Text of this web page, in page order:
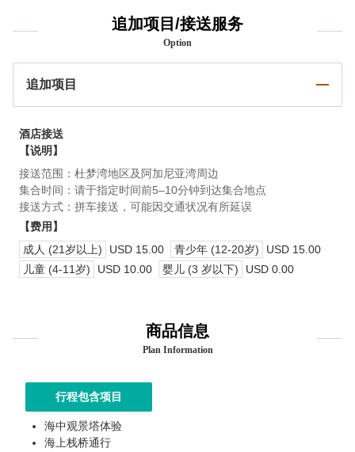
追加项目/接送服务
Option
追加项目
酒店接送
【说明】
接送范围：杜梦湾地区及阿加尼亚湾周边
集合时间：请于指定时间前5–10分钟到达集合地点
接送方式：拼车接送，可能因交通状况有所延误
【费用】
成人 (21岁以上)
USD 15.00 青少年 (12-20岁)
USD 15.00
儿童 (4-11岁)
USD 10.00 婴儿 (3 岁以下) USD 0.00
商品信息
Plan Information
行程包含项目
海中观景塔体验
海上栈桥通行